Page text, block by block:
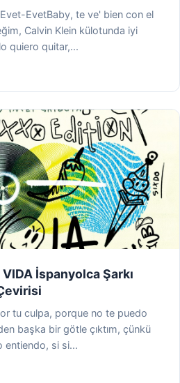
EvetBaby, te ve' bien con el
Calvin Klein külotunda iyi
quiero quitar,...
İspanyolca Şarkı
tu culpa, porque no te puedo
başka bir götle çıktım, çünkü
entiendo, si si...